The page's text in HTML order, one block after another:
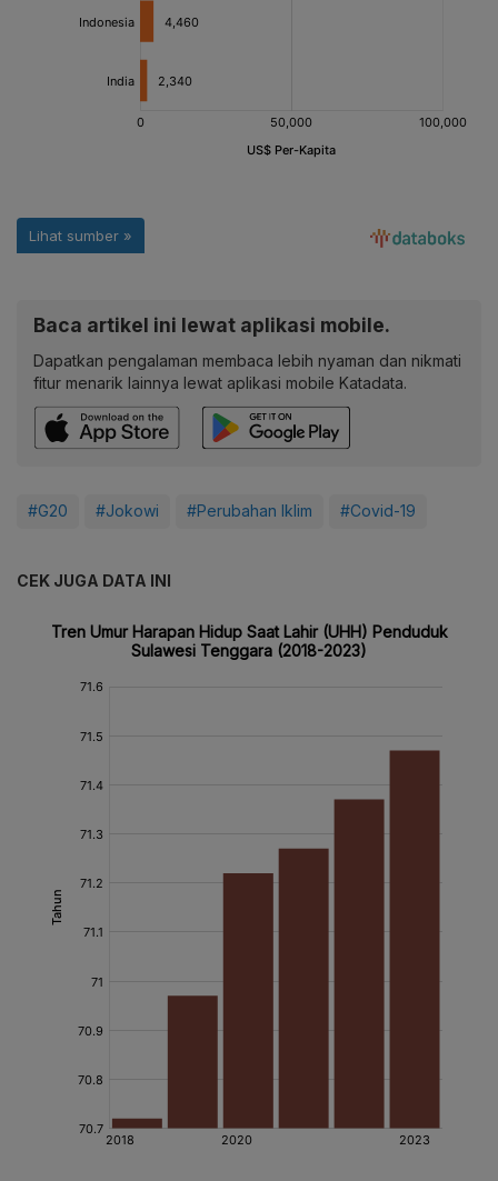
Baca artikel ini lewat aplikasi mobile.
Dapatkan pengalaman membaca lebih nyaman dan nikmati
fitur menarik lainnya lewat aplikasi mobile Katadata.
#G20 #Jokowi #Perubahan Iklim #Covid-19
CEK JUGA DATA INI